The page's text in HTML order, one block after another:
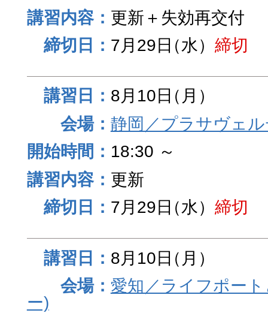
更新＋失効再交付
7月29日（水） 締切
8月10日（月）
静岡／プラサヴェ
18:30 ～
更新
7月29日（水） 締切
8月10日（月）
愛知／ライフポー
ー)